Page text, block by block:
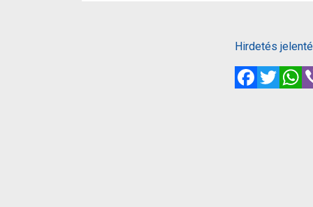
Hirdetés
FacebookTwitter